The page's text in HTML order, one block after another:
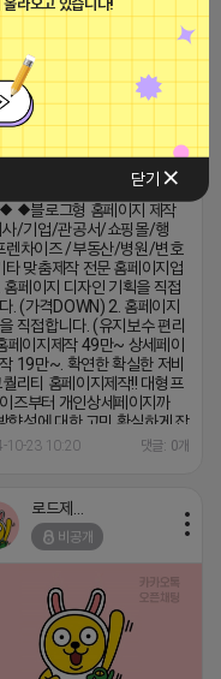
닫기
비공개
이지 제작◆ ◆상세페이지
◆블로그형 홈페이지 제작
/기업/관공서/쇼핑몰/행
렌차이즈 /부동산/병원/변호
맞춤제작 전문 홈페이지업
홈페이지 디자인 기획을 직접
. (가격DOWN) 2. 홈페이지
직접합니다. (유지보수 편리
페이지제작 49만~ 상세페이
19만~. 확연한 확실한 저비
퀄리티 홈페이지제작!! 대형프
즈부터 개인상세페이지까
향성에 대한 고민 확실하게 잡
겠습니다. 관리가 안되고 있
상담문의(콜) 1666-6535 모
담은 밑 링크 클릭
pf.kakao.com/_xjIxiJxj
10-23 10:20 댓글: 0개
비공개